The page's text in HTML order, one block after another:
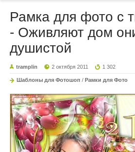
Рамка для фото с
- Оживляют дом
душистой
tramplin 2 октября 2011 1 302
Шаблоны для Фотошоп / Рамки для Фото